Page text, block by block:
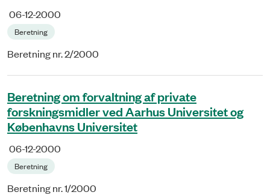
06-12-2000
Beretning
Beretning nr. 2/2000
Beretning om forvaltning af private
forskningsmidler ved Aarhus Universitet og
Københavns Universitet
06-12-2000
Beretning
Beretning nr. 1/2000